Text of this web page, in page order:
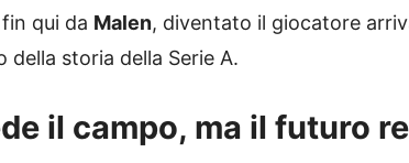
qui da Malen, diventato il giocatore
della storia della Serie A.
il campo, ma il futuro